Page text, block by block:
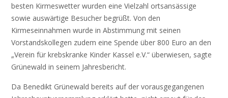
besten Kirmeswetter wurden eine Vielzahl ortsansässige
sowie auswärtige Besucher begrüßt. Von den
Kirmeseinnahmen wurde in Abstimmung mit seinen
Vorstandskollegen zudem eine Spende über 800 Euro an den
„Verein für krebskranke Kinder Kassel e.V.“ überwiesen, sagte
Grünewald in seinem Jahresbericht.
Da Benedikt Grünewald bereits auf der vorausgegangenen